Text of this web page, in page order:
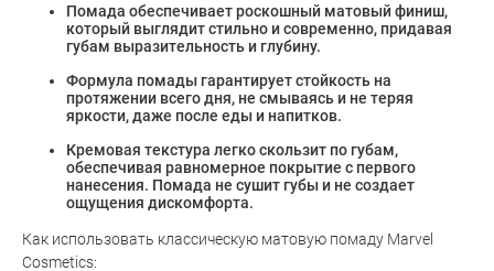
Помада обеспечивает роскошный матовый финиш,
который выглядит стильно и современно, придавая
губам выразительность и глубину.
Формула помады гарантирует стойкость на
протяжении всего дня, не смываясь и не теряя
яркости, даже после еды и напитков.
Кремовая текстура легко скользит по губам,
обеспечивая равномерное покрытие с первого
нанесения. Помада не сушит губы и не создает
ощущения дискомфорта.
Как использовать классическую матовую помаду Marvel
Cosmetics: